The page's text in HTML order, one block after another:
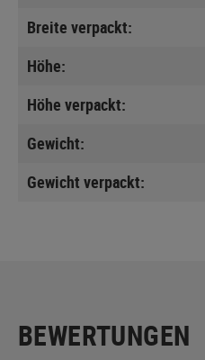
Breite verpackt:
Höhe:
Höhe verpackt:
Gewicht:
Gewicht verpackt:
BEWERTUNGEN